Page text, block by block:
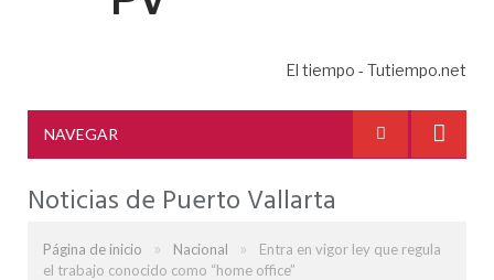
El tiempo - Tutiempo.net
NAVEGAR
Noticias de Puerto Vallarta
Página de inicio » Nacional »
Entra en vigor ley que regula
el trabajo conocido como “home office”